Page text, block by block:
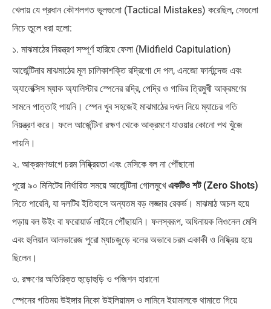
খেলায় যে প্রধান কৌশলগত ভুলগুলো (Tactical Mistakes) করেছিল, সেগুলো
নিচে তুলে ধরা হলো:
১. মাঝমাঠের নিয়ন্ত্রণ সম্পূর্ণ হারিয়ে ফেলা (Midfield Capitulation)
আর্জেন্টিনার মাঝমাঠের মূল চালিকাশক্তি রদ্রিগো দে পল, এনজো ফার্নান্দেজ এবং
অ্যালেক্সিস ম্যাক অ্যালিস্টার স্পেনের রদ্রি, পেদ্রি ও গাভির ত্রিমুখী আক্রমণের
সামনে পাত্তাই পায়নি। স্পেন খুব সহজেই মাঝমাঠের দখল নিয়ে ম্যাচের গতি
নিয়ন্ত্রণ করে। ফলে আর্জেন্টিনা রক্ষণ থেকে আক্রমণে যাওয়ার কোনো পথ খুঁজে
পায়নি।
২. আক্রমণভাগে চরম নিষ্ক্রিয়তা এবং মেসিকে বল না পৌঁছানো
পুরো ৯০ মিনিটের নির্ধারিত সময়ে আর্জেন্টিনা গোলমুখেএকটিও শট (Zero Shots)
নিতে পারেনি, যা দলটির ইতিহাসে অন্যতম বড় লজ্জার রেকর্ড। মাঝমাঠ অচল হয়ে
পড়ায় বল উইং বা ফরোয়ার্ড লাইনে পৌঁছায়নি। ফলস্বরূপ, অধিনায়ক লিওনেল মেসি
এবং হুলিয়ান আলভারেজ পুরো ম্যাচজুড়ে বলের অভাবে চরম একাকী ও নিষ্ক্রিয় হয়ে
ছিলেন।
৩. রক্ষণের অতিরিক্ত হুড়োহুড়ি ও পজিশন হারানো
স্পেনের গতিময় উইঙ্গার নিকো উইলিয়ামস ও লামিনে ইয়ামালকে থামাতে গিয়ে